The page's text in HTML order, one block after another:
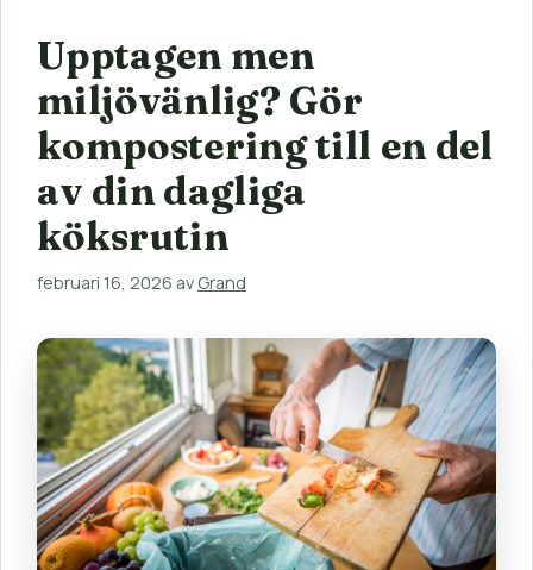
Upptagen men
miljövänlig? Gör
kompostering till en del
av din dagliga
köksrutin
februari 16, 2026 av Grand